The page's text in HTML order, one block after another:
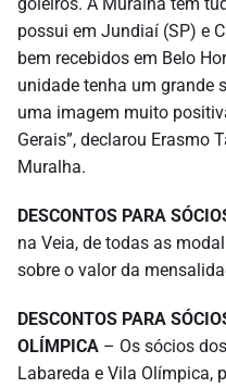
possui em Jundiaí (SP) e
bem recebidos em Belo
unidade tenha um grande
uma imagem muito
Gerais”, declarou Erasmo
Muralha.
DESCONTOS PARA
na Veia, de todas as
sobre o valor da
DESCONTOS PARA
OLÍMPICA – Os sócios
Labareda e Vila Olímpica,